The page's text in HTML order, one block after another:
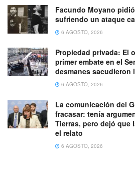
Facundo Moyano
sufriendo un ataque
6 AGOSTO, 2026
Propiedad privada: El
primer embate en el
desmanes sacudieron
6 AGOSTO, 2026
La comunicación del
fracasar: tenía
Tierras, pero dejó que
el relato
6 AGOSTO, 2026